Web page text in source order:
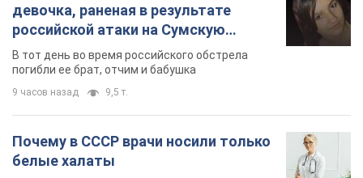
девочка, раненая в результате
российской атаки на Сумскую
область. Фото
В тот день во время российского обстрела
погибли ее брат, отчим и бабушка
9 часов назад 9,5 т.
Почему в СССР врачи носили только
белые халаты